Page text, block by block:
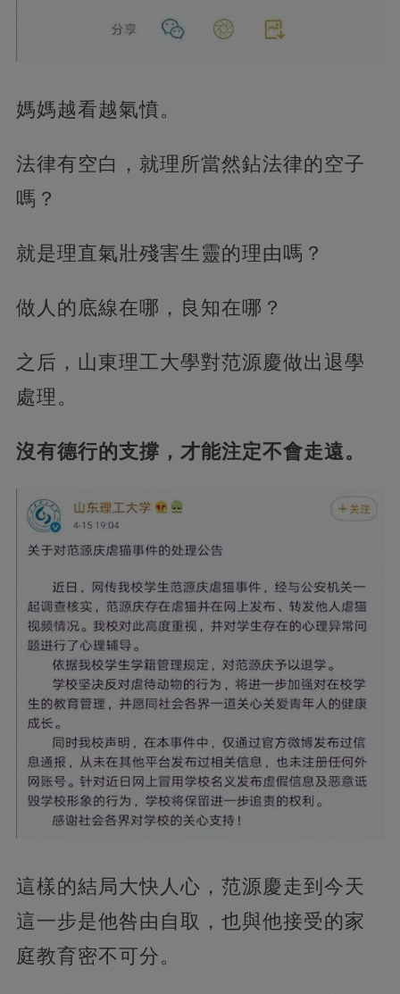
媽媽越看越氣憤。
法律有空白，就理所當然鉆法律的空子
嗎？
就是理直氣壯殘害生靈的理由嗎？
做人的底線在哪，良知在哪？
之后，山東理工大學對范源慶做出退學
處理。
沒有德行的支撐，才能注定不會走遠。
這樣的結局大快人心，范源慶走到今天
這一步是他咎由自取，也與他接受的家
庭教育密不可分。